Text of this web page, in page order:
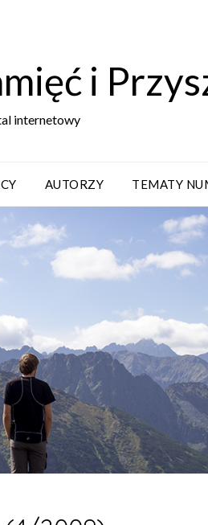
i
internetowy
AUTORZY TEMATY